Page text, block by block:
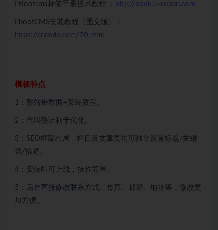
PBootcms标签手册技术教程 ： http://book.5moban.com
PbootCMS安装教程（图文版）：
https://cndede.com/70.html
模板特点
1：整站带数据+安装教程。
2：代码整洁利于优化。
3：SEO框架布局，栏目及文章页均可独立设置标题/关键
词/描述。
4：安装即可上线，操作简单。
5：后台直接修改联系方式、传真、邮箱、地址等，修改更
加方便。